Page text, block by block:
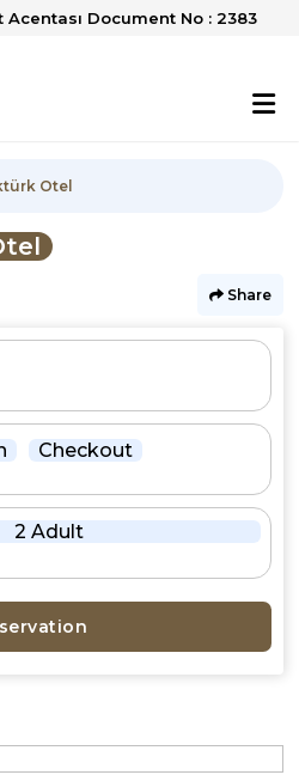
Document No : 2383
Otel
Share
Checkout
2 Adult